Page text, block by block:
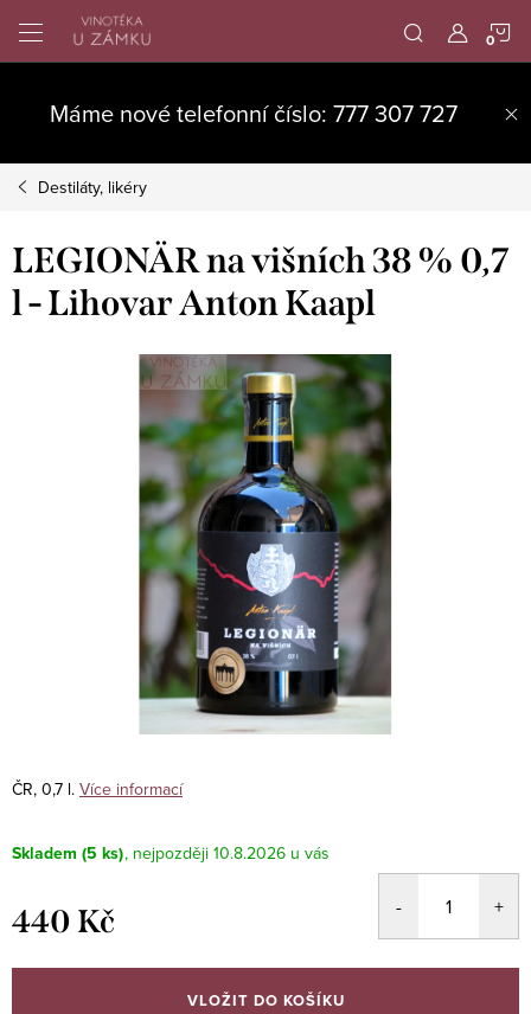
obsah
Máme nové telefonní číslo: 777 307 727
Destiláty, likéry
LEGIONÄR na višních 38 % 0,7
l - Lihovar Anton Kaapl
ČR, 0,7 l. Více informací
Skladem (5 ks) 10.8.2026
440 Kč
cena:
VLOŽIT DO KOŠÍKU